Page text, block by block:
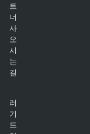
트
너
사
오
시
는
길
러
기
드